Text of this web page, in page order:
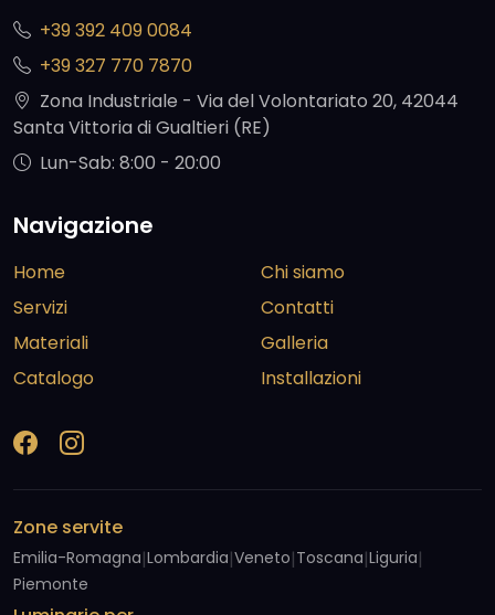
+39 392 409 0084
+39 327 770 7870
Zona Industriale - Via del Volontariato 20, 42044
Santa Vittoria di Gualtieri (RE)
Lun-Sab: 8:00 - 20:00
Navigazione
Home
Servizi
Materiali
Catalogo
Chi siamo
Contatti
Galleria
Installazioni
Zone servite
Emilia-Romagna|Lombardia|Veneto|Toscana|Liguria|
Piemonte